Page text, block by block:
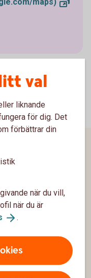
val
liknande
för dig. Det
förbättrar din
när du vill,
när du är
.